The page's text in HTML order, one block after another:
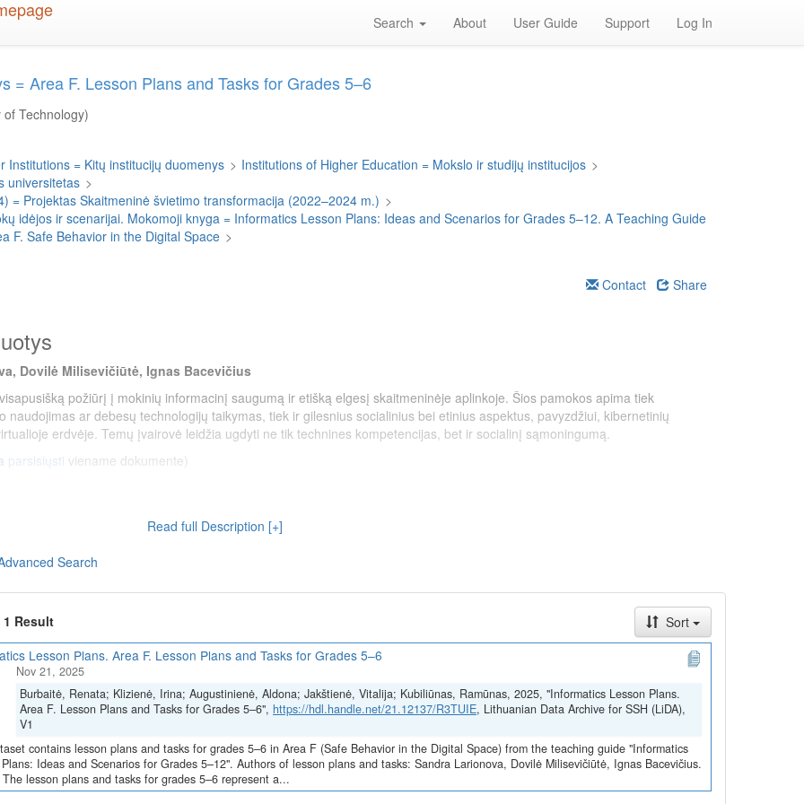
Search About User Guide Support Log In
= Area F. Lesson Plans and Tasks for Grades 5–6
Technology)
Institutions = Kitų institucijų duomenys > Institutions of Higher Education = Mokslo ir studijų institucijos >
universitetas >
= Projektas Skaitmeninė švietimo transformacija (2022–2024 m.) >
idėjos ir scenarijai. Mokomoji knyga = Informatics Lesson Plans: Ideas and Scenarios for Grades 5–12. A Teaching Guide
F. Safe Behavior in the Digital Space >
Contact Share
Dovilė Milisevičiūtė, Ignas Bacevičius
požiūrį į mokinių informacinį saugumą ir etišką elgesį skaitmeninėje aplinkoje. Šios pamokos apima tiek
ar debesų technologijų taikymas, tiek ir gilesnius socialinius bei etinius aspektus, pavyzdžiui, kibernetinių
erdvėje. Temų įvairovė leidžia ugdyti ne tik technines kompetencijas, bet ir socialinį sąmoningumą.
parsisiųsti viename dokumente)
Milisevičiūtė)
el.pašto programa scenarijaus kūrimas (Ignas Bacevičius)
etikos normos (Ignas Bacevičius)
švietimo transformacija („EdTech“)(Nr. 10-004-P-0001)“, įgyvendintą pagal ekonomikos gaivinimo ir atsparumo
Sąjungos ekonomikos gaivinimo ir atsparumo didinimo priemonės „NextGenerationEU“ lėšomis.
Grades 5–6
Read full Description [+]
Search
Result
Sort
Lesson Plans. Area F. Lesson Plans and Tasks for Grades 5–6
Nov 21, 2025
Burbaitė, Renata; Klizienė, Irina; Augustinienė, Aldona; Jakštienė, Vitalija; Kubiliūnas, Ramūnas, 2025, "Informatics Lesson Plans.
Area F. Lesson Plans and Tasks for Grades 5–6", https://hdl.handle.net/21.12137/R3TUIE, Lithuanian Data Archive for SSH (LiDA),
V1
contains lesson plans and tasks for grades 5–6 in Area F (Safe Behavior in the Digital Space) from the teaching guide "Informatics
Ideas and Scenarios for Grades 5–12". Authors of lesson plans and tasks: Sandra Larionova, Dovilė Milisevičiūtė, Ignas Bacevičius.
lesson plans and tasks for grades 5–6 represent a...